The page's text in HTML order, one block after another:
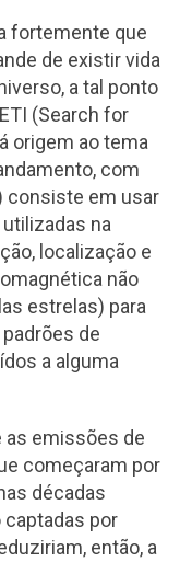
fortemente que
de existir vida
a tal ponto
(Search for
origem ao tema
com
consiste em usar
na
localização e
não
estrelas) para
de
a alguma
as emissões de
começaram por
décadas
por
então, a